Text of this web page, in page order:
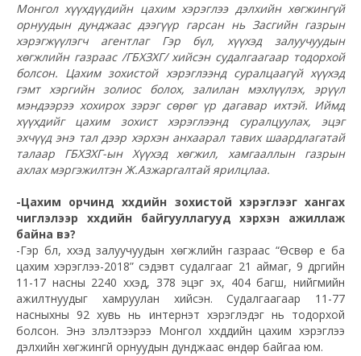
Монгол хүүхдүүдийн цахим хэрэглээ дэлхийн хөгжингүй
орнуудын дунджаас дээгүүр гарсан нь Засгийн газрын
хэрэгжүүлэгч агентлаг Гэр бүл, хүүхэд залуучуудын
хөгжлийн газраас /ГБХЗХГ/ хийсэн судалгаагаар тодорхой
болсон. Цахим зохистой хэрэглээнд суралцаагүй хүүхэд
гэмт хэргийн золиос болох, залилан мэхлүүлэх, эрүүл
мэндээрээ хохирох зэрэг сөрөг үр дагавар ихтэй. Иймд
хүүхдийг цахим зохист хэрэглээнд суралцуулах, эцэг
эхчүүд энэ тал дээр хэрхэн анхаарал тавих шаардлагатай
талаар ГБХЗХГ-ынХүүхэд хөгжил, хамгааллын газрын
ахлах мэргэжилтэн Ж.Азжаргалтайярилцлаа.
-Цахим орчинд хүүхдийн зохистой хэрэглээг хангах
чиглэлээр хүүхдийн байгууллагууд хэрхэн ажиллаж
байна вэ?
-Гэр бүл, хүүхэд залуучуудын хөгжлийн газраас “Өсвөр үе ба
цахим хэрэглээ-2018” сэдэвт судалгааг 21 аймаг, 9 дүүргийн
11-17 насны 2240 хүүхэд, 378 эцэг эх, 404 багш, нийгмийн
ажилтнуудыг хамруулан хийсэн. Судалгаагаар 11-77
насныхны 92 хувь нь интернэт хэрэглэдэг нь тодорхой
болсон. Энэ үзүүлэлтээрээ Монгол хүүхдүүдийн цахим хэрэглээ
дэлхийн хөгжингүй орнуудын дунджаас өндөр байгаа юм.